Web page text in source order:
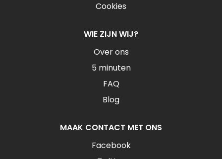
Cookies
WIE ZIJN WIJ?
Over ons
5 minuten
FAQ
Blog
MAAK CONTACT MET ONS
Facebook